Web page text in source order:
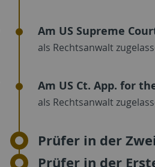
Am US Supreme
als Rechtsanwalt
Am US Ct. App. for
als Rechtsanwalt
Prüfer in der
Prüfer in der